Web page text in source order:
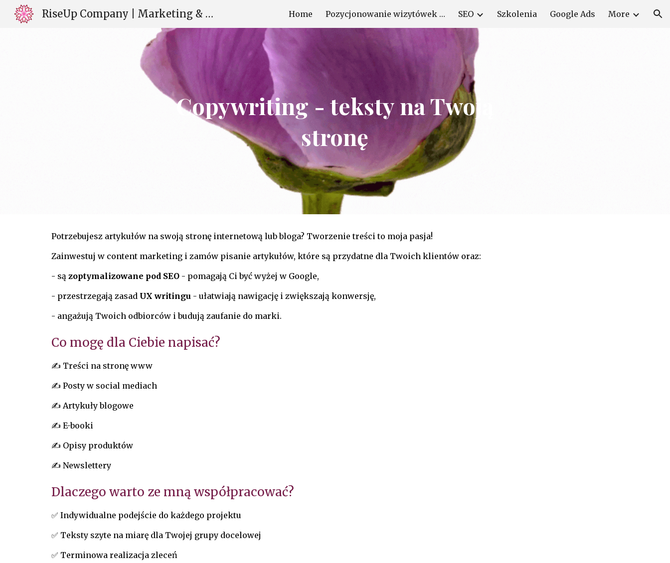
Skip to navigation
RiseUp Company | Marketing & Web Design | Milena Gaudig | Świdnica Home Pozycjonowanie wizytówek Google SEO Szkolenia Google Ads More
Copywriting - teksty na Twoją
stronę
Potrzebujesz artykułów na swoją stronę internetową lub bloga? Tworzenie treści to mojapasja!
Zainwestuj w content marketing i zamów pisanie artykułów, które są przydatne dla Twoich klientóworaz:
- są zoptymalizowane pod SEO- pomagają Ci być wyżej w Google,
- przestrzegają zasad UX writingu - ułatwiają nawigację i zwiększają konwersję,
- angażują Twoich odbiorców i budują zaufanie do marki.
Co mogę dla Ciebie napisać?
✍️ Treści na stronę www
✍️ Posty w social mediach
✍️ Artykuły blogowe
✍️ E-booki
✍️ Opisy produktów
✍️ Newslettery
Dlaczego warto ze mną współpracować?
✅ Indywidualne podejście do każdego projektu
✅ Teksty szyte na miarę dla Twojej grupy docelowej
✅ Terminowa realizacja zleceń